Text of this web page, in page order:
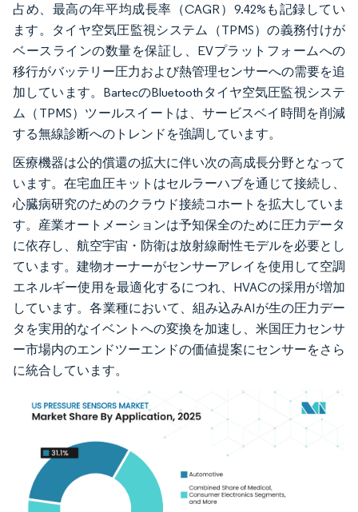
占め、最高の年平均成長率（CAGR）9.42%も記録してい
ます。タイヤ空気圧監視システム（TPMS）の義務付けが
ベースラインの数量を保証し、EVプラットフォームへの
移行がバッテリー圧力および熱管理センサーへの需要を追
加しています。BartecのBluetoothタイヤ空気圧監視システ
ム（TPMS）ツールスイートは、サービスベイ時間を削減
する無線診断へのトレンドを強調しています。
医療機器は公的償還の拡大に伴い次の高成長分野となって
います。在宅血圧キットはセルラーハブを通じて接続し、
心臓病研究のためのクラウド接続コホートを拡大していま
す。産業オートメーションは予知保全のために圧力データ
に依存し、航空宇宙・防衛は放射線耐性モデルを必要とし
ています。建物オーナーがセンサーアレイを使用して空調
エネルギー使用を最適化するにつれ、HVACの採用が増加
しています。各業種において、組み込みAIが生の圧力デー
タを実用的なイベントへの変換を加速し、米国圧力センサ
ー市場内のエンドツーエンドの価値提案にセンサーをさら
に統合しています。